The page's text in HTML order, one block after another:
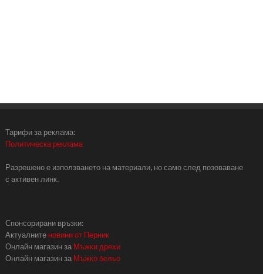
Тарифи за реклама:
Политическа реклама
Разрешено е използването на материали, но само след позоваване
с активен линк.
Спонсорирани връзки:
Актуалните новини от Перник
Онлайн магазин за Мъжки дрехи
Онлайн магазин за Мъжко бельо